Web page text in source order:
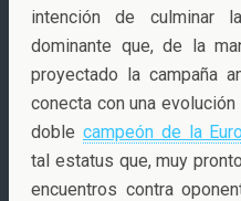
intención de culminar
dominante que, de la
proyectado la campaña
conecta con una
doble campeón de la
tal estatus que, muy
encuentros contra